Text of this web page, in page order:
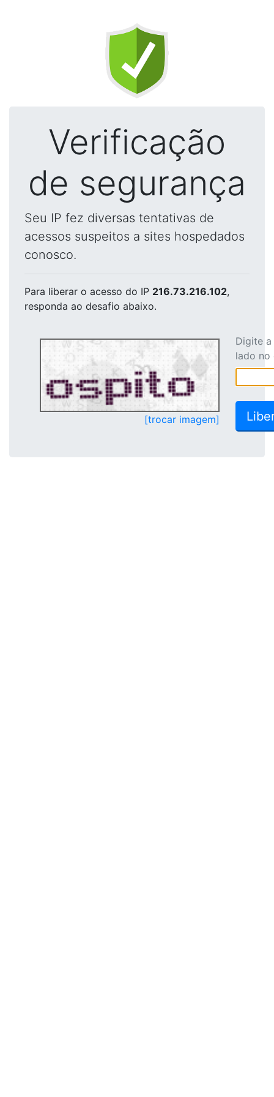
Verificação
de segurança
Seu IP fez diversas tentativas de
acessos suspeitos a sites hospedados
conosco.
Para liberar o acesso do IP 216.73.216.102,
responda ao desafio abaixo.
[trocar imagem]
Digite
lado no